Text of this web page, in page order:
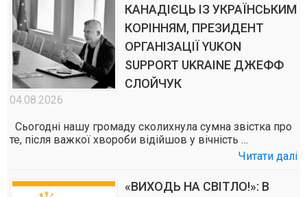
КАНАДІЄЦЬ ІЗ УКРАЇНСЬКИМ
КОРІННЯМ, ПРЕЗИДЕНТ
ОРГАНІЗАЦІЇ YUKON
SUPPORT UKRAINE ДЖЕФФ
СЛОЙЧУК
04.08.2026
Сьогодні нашу громаду сколихнула сумна звістка про
те, після важкої хвороби відійшов у вічність …
Читати далі
«ВИХОДЬ НА СВІТЛО!»: В